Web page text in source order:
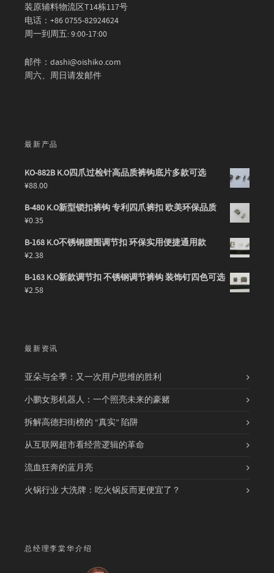
装原辅料物流区T14栋117号
电话：+86 0755-82924624
周一到周五: 9:00-17:00
邮件：dashi@oishiko.com
周六、周日请发邮件
最新产品
KO-882B K.O四爪过检针高品质裤钩底片多款可选
¥88.00
B-480 K.O新型锁扣裤钩 专利四爪裤扣 欧美环保品质
¥0.35
B-168 K.O不锈钢腰围调节扣 环保实用便捷通用款
¥2.38
B-163 K.O新款调节扣 不锈钢调节裤钩 装饰钉四色可选
¥2.58
最新资讯
亚朵与全季：又一次用户思维的胜利
小鹏女形机器人：一个照亮未来的豪赌
拆解高德扫街榜的 “真实” 陷阱
从互联网超市看经营逻辑的革命
流血狂奔的蓝月亮
火锅行业 大洗牌：吃火锅反而更便宜了？
总经理李棠华介绍